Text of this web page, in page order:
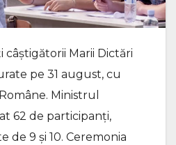
câștigătorii Marii Dictări
pe 31 august, cu
Ministrul
62 de participanți,
de 9 și 10. Ceremonia